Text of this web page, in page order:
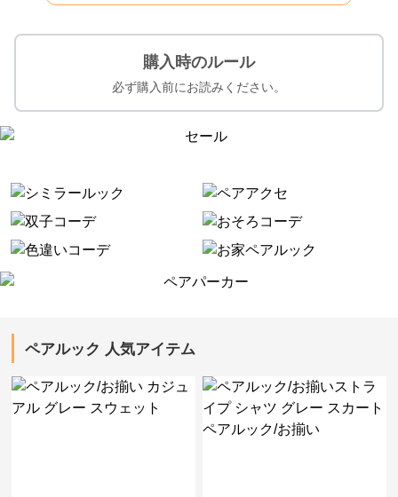
購入時のルール
必ず購入前にお読みください。
ペアルック 人気アイテム